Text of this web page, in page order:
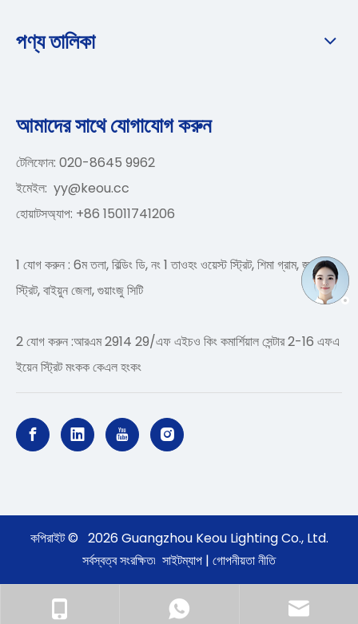
পণ্য তালিকা
আমাদের সাথে যোগাযোগ করুন
টেলিফোন: 020-8645 9962
ইমেইল: yy@keou.cc
হোয়াটসঅ্যাপ: +86 15011741206
1 যোগ করুন : 6ম তলা, বিল্ডিং ডি, নং 1 তাওহং ওয়েস্ট স্ট্রিট, শিমা গ্রাম, জুনহে
স্ট্রিট, বাইয়ুন জেলা, গুয়াংজু সিটি
2 যোগ করুন :আরএম 2914 29/এফ এইচও কিং কমার্শিয়াল সেন্টার 2-16 এফএ
ইয়েন স্ট্রিট মংকক কেএল হংকং
কপিরাইট © 2026Guangzhou Keou Lighting Co., Ltd.
সর্বস্বত্ব সংরক্ষিত৷ সাইটম্যাপ | গোপনীয়তা নীতি